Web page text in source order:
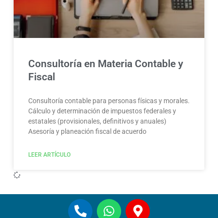
Consultoría en Materia Contable y
Fiscal
Consultoría contable para personas físicas y morales.
Cálculo y determinación de impuestos federales y
estatales (provisionales, definitivos y anuales)
Asesoría y planeación fiscal de acuerdo
LEER ARTÍCULO
P
W
M